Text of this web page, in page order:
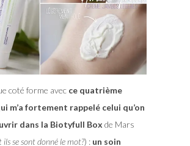
coté forme avec ce quatrième
m’a fortement rappelé celui qu’on
dans la Biotyfull Box de Mars
ils se sont donné le mot?) :un soin